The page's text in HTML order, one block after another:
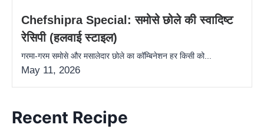
Chefshipra Special: समोसे छोले की स्वादिष्ट
रेसिपी (हलवाई स्टाइल)
गरमा-गरम समोसे और मसालेदार छोले का कॉम्बिनेशन हर किसी को...
May 11, 2026
Recent Recipe